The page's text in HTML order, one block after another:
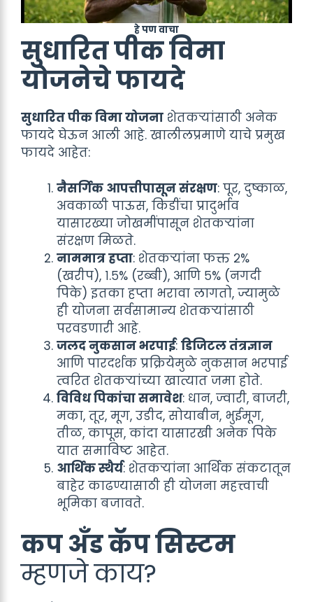
हे पण वाचा
सुधारित पीक विमा
योजनेचे फायदे
सुधारित पीक विमा योजना शेतकऱ्यांसाठी अनेक
फायदे घेऊन आली आहे. खालीलप्रमाणे याचे प्रमुख
फायदे आहेत:
नैसर्गिक आपत्तीपासून संरक्षण: पूर, दुष्काळ,
अवकाळी पाऊस, किडींचा प्रादुर्भाव
यासारख्या जोखमींपासून शेतकऱ्यांना
संरक्षण मिळते.
नाममात्र हप्ता: शेतकऱ्यांना फक्त २%
(खरीप), १.५% (रब्बी), आणि ५% (नगदी
पिके) इतका हप्ता भरावा लागतो, ज्यामुळे
ही योजना सर्वसामान्य शेतकऱ्यांसाठी
परवडणारी आहे.
जलद नुकसान भरपाई: डिजिटल तंत्रज्ञान
आणि पारदर्शक प्रक्रियेमुळे नुकसान भरपाई
त्वरित शेतकऱ्यांच्या खात्यात जमा होते.
विविध पिकांचा समावेश: धान, ज्वारी, बाजरी,
मका, तूर, मूग, उडीद, सोयाबीन, भुईमूग,
तीळ, कापूस, कांदा यासारखी अनेक पिके
यात समाविष्ट आहेत.
आर्थिक स्थैर्य: शेतकऱ्यांना आर्थिक संकटातून
बाहेर काढण्यासाठी ही योजना महत्त्वाची
भूमिका बजावते.
कप अँड कॅप सिस्टम
म्हणजे काय?